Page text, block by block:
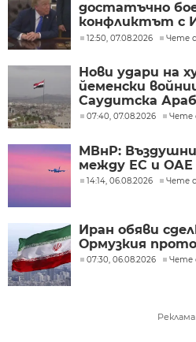
достатъчно
конфликтът с
скоро
12:50, 07.08.2026 Чете
Нови удари на
йеменски
Саудитска
07:40, 07.08.2026 Чете
МВнР:
между ЕС и ОАЕ
14:14, 06.08.2026 Чете
Иран обяви
Ормузкия
07:30, 06.08.2026 Чете
Реклама